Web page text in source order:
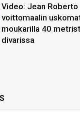
Video: Jean Roberto
voittomaalin
moukarilla 40
divarissa